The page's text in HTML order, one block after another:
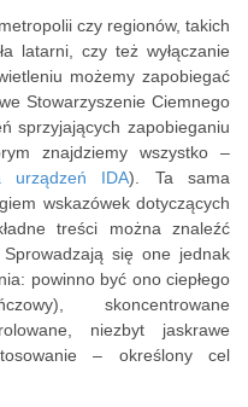
czy regionów, takich
latarni, czy też wyłączanie
możemy zapobiegać
Stowarzyszenie Ciemnego
sprzyjających zapobieganiu
znajdziemy wszystko –
urządzeń IDA). Ta sama
wskazówek dotyczących
treści można znaleźć
się one jednak
powinno być ono ciepłego
skoncentrowane
niezbyt jaskrawe
– określony cel